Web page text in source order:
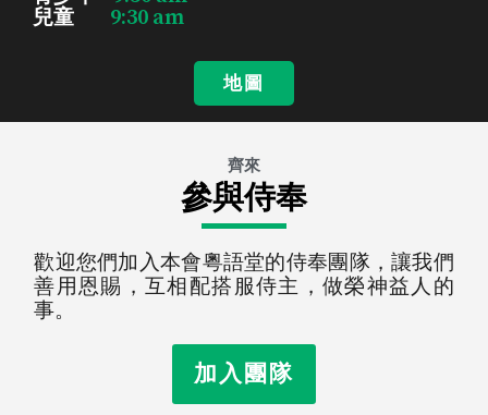
兒童 9:30 am
地圖
齊來
參與侍奉
歡迎您們加入本會粵語堂的侍奉團隊，讓我們
善用恩賜，互相配搭服侍主，做榮神益人的
事。
加入團隊